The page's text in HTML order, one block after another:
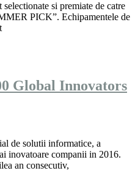
si premiate de catre
PICK”. Echipamentele de
Global Innovators
de solutii informatice, a
inovatoare companii in 2016.
an consecutiv,